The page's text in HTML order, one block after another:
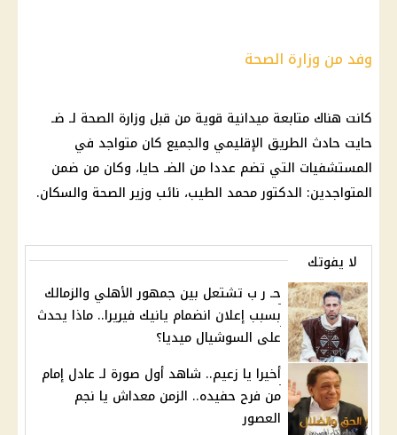
وفد من وزارة الصحة
كانت هناك متابعة ميدانية قوية من قبل وزارة الصحة لـ ضـ
حايت حادث الطريق الإقليمي والجميع كان متواجد في
المستشفيات التي تضم عددا من الضـ حايا، وكان من ضمن
المتواجدين: الدكتور محمد الطيب، نائب وزير الصحة والسكان.
لا يفوتك
حـ ر ب تشتعل بين جمهور الأهلي والزمالك
بسبب إعلان انضمام يانيك فيريرا.. ماذا يحدث
على السوشيال ميديا؟
أخيرا يا زعيم.. شاهد أول صورة لـ عادل إمام
من فرح حفيده.. الزمن معداش يا نجم
العصور